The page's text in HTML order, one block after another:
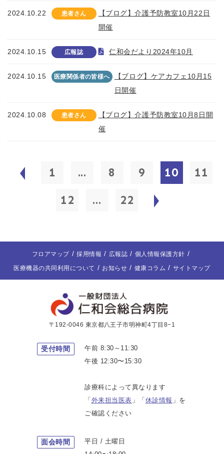
2024.10.22 患者さん
【ブログ】介護予防教室10月22日
開催
2024.10.15 広報誌 仁和会だより2024年10月
2024.10.15 医療関係者の皆様へ
【ブログ】ケアカフェ10月15
日開催
2024.10.08 患者さん
【ブログ】介護予防教室10月8日開
催
1 ... 8 9 10
11
12
... 22
フロアマップ 採用情報 広報誌
個人情報保護方針
医療機器の共同利用について
お知らせ 健康コラム サイトマップ
〒192-0046 東京都八王子市明神町4丁目8−1
受付時間
午前 8:30～11:30
午後 12:30〜15:30
診療科によって異なります
「 外来担当医表 」「 休診情報 」を
ご確認ください
面会時間
平日 / 土曜日